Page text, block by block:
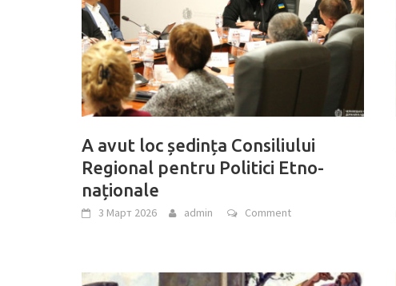
A avut loc ședința Consiliului
Regional pentru Politici Etno-
naționale
3 Март 2026 admin Comment